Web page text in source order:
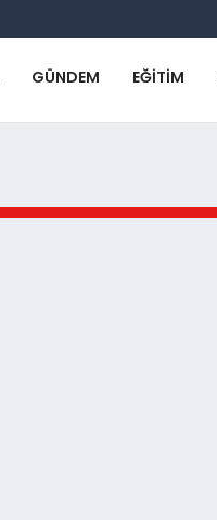
GÜNDEM EĞITIM